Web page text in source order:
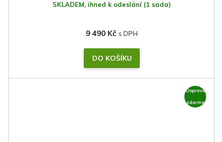
SKLADEM, ihned k odeslání (1 sada)
9 490 Kč
DO KOŠÍKU
Doprava
zdarma